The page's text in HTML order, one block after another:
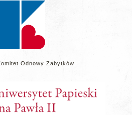
Odnowy Zabytków